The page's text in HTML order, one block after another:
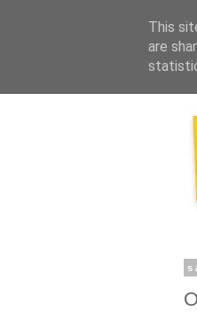
This
are